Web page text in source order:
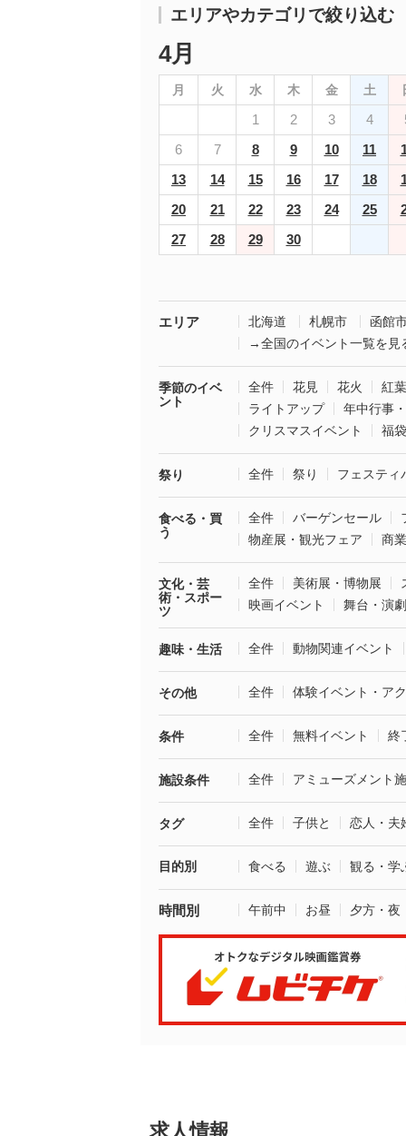
エリアやカテゴリで絞り込む
4月
月 火 水 木 金 土
1 2 3 4
6
7 8 9 10 11
13
14 15 16 17 18
20
21 22 23 24 25
27
28 29 30
エリア 北海道 札幌市
函館
→全国のイベント一覧を見
季節のイベ
ント
全件 花見 花火
紅葉
ライトアップ
年中行事
クリスマスイベント
福
祭り 全件 祭り フェスティ
食べる・買
う
全件 バーゲンセール
物産展・観光フェア
商
文化・芸
術・スポー
ツ
全件 美術展・博物展
映画イベント
舞台・演劇
趣味・生活 全件 動物関連イベント
その他 全件 体験イベント・ア
条件 全件 無料イベント 終
施設条件 全件 アミューズメント
タグ 全件 子供と 恋人・夫
目的別 食べる 遊ぶ 観る・学
時間別 午前中 お昼 夕方・夜
求人情報